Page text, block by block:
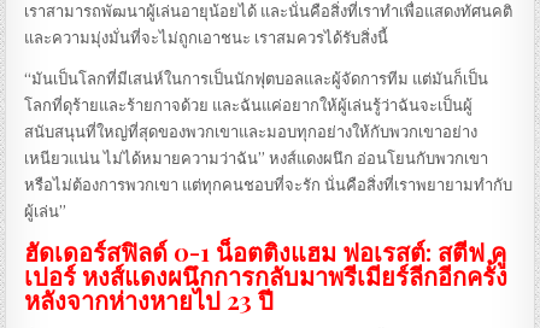
เราสามารถพัฒนาผู้เล่นอายุน้อยได้ และนั่นคือสิ่งที่เราทำเพื่อแสดงทัศนคติ
และความมุ่งมั่นที่จะไม่ถูกเอาชนะ เราสมควรได้รับสิ่งนี้
“มันเป็นโลกที่มีเสน่ห์ในการเป็นนักฟุตบอลและผู้จัดการทีม แต่มันก็เป็น
โลกที่ดุร้ายและร้ายกาจด้วย และฉันแค่อยากให้ผู้เล่นรู้ว่าฉันจะเป็นผู้
สนับสนุนที่ใหญ่ที่สุดของพวกเขาและมอบทุกอย่างให้กับพวกเขาอย่าง
เหนียวแน่น ไม่ได้หมายความว่าฉัน” หงส์แดงผนึก อ่อนโยนกับพวกเขา
หรือไม่ต้องการพวกเขา แต่ทุกคนชอบที่จะรัก นั่นคือสิ่งที่เราพยายามทำกับ
ผู้เล่น”
ฮัดเดอร์สฟิลด์ 0-1 น็อตติงแฮม ฟอเรสต์: สตีฟ คู
เปอร์ หงส์แดงผนึกการกลับมาพรีเมียร์ลีกอีกครั้ง
หลังจากห่างหายไป 23 ปี